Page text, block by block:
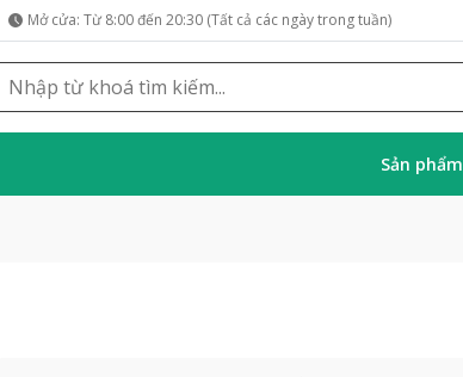
Mở cửa: Từ 8:00 đến 20:30 (Tất cả các ngày trong tuần)
Sản phẩm